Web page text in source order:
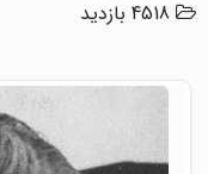
4518 بازدید